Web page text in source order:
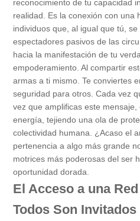
reconocimiento de tu capacidad
realidad. Es la conexión con una
individuos que, al igual que tú,
espectadores pasivos de las
hacia la manifestación de tu
empoderamiento. Al compartir
armas a ti mismo. Te conviertes
seguridad para otros. Cada vez
vez que amplificas este
energía, tejiendo una ola de
colectividad humana. ¿Acaso el
pertenencia a algo más grande
motrices más poderosas del ser
oportunidad dorada.
El Acceso a una
Todos Son